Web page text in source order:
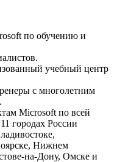
по обучению и
учебный центр
с многолетним
Microsoft по всей
городах России
Нижнем
на-Дону, Омске и